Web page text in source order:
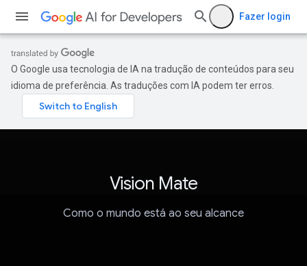
Fazer login
O Google usa tecnologia de IA na tradução de conteúdos para seu
idioma de preferência. As traduções com IA podem ter erros.
Vision Mate
Como o mundo está ao seu alcance